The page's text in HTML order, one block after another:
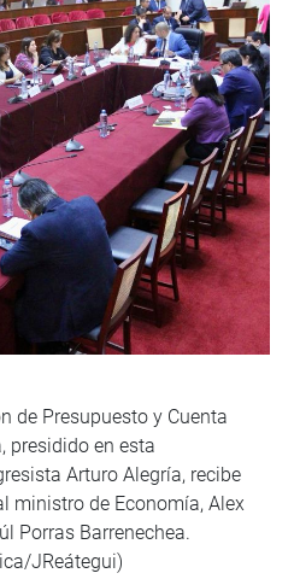
de Presupuesto y Cuenta
presidido en esta
Arturo Alegría, recibe
ministro de Economía, Alex
Porras Barrenechea.
JReátegui)